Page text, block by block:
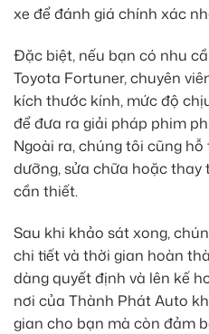
xe để đánh giá chính xác
Đặc biệt, nếu bạn có nhu
Toyota Fortuner, chuyên
kích thước kính, mức độ
để đưa ra giải pháp phim
Ngoài ra, chúng tôi cũng
dưỡng, sửa chữa hoặc thay
cần thiết.
Sau khi khảo sát xong,
chi tiết và thời gian hoàn
dàng quyết định và lên kế
nơi của Thành Phát Auto
gian cho bạn mà còn đảm